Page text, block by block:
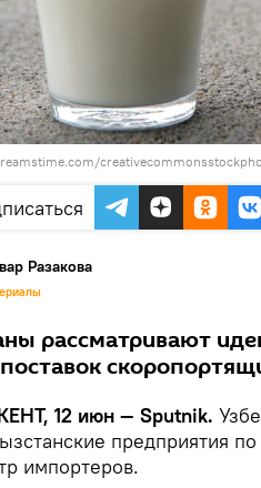
Разакова
рассматривают
12 июн — Sputnik.
предприятия
импортеров.